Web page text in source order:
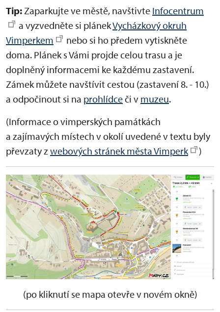
Tip: Zaparkujte ve městě, navštivte Infocentrum
a vyzvedněte si plánekVycházkový okruh
Vimperkem
nebo si ho předem vytiskněte
doma. Plánek s Vámi projde celou trasu a je
doplněný informacemi ke každému zastavení.
Zámek můžete navštívit cestou (zastavení 8. - 10.)
a odpočinout si na prohlídceči v muzeu.
(Informace o vimperských památkách
a zajímavých místech v okolí uvedené v textu byly
převzaty z webových stránek města Vimperk )
(po kliknutí se mapa otevře v novém okně)